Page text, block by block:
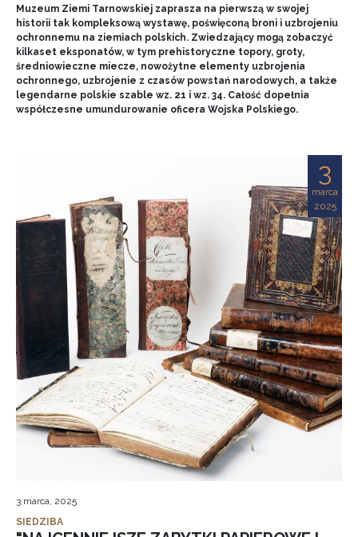
Muzeum Ziemi Tarnowskiej zaprasza na pierwszą w swojej
historii tak kompleksową wystawę, poświęconą broni i uzbrojeniu
ochronnemu na ziemiach polskich. Zwiedzający mogą zobaczyć
kilkaset eksponatów, w tym prehistoryczne topory, groty,
średniowieczne miecze, nowożytne elementy uzbrojenia
ochronnego, uzbrojenie z czasów powstań narodowych, a także
legendarne polskie szable wz. 21 i wz. 34. Całość dopełnia
współczesne umundurowanie oficera Wojska Polskiego.
3
marca
2025
3 marca, 2025
SIEDZIBA